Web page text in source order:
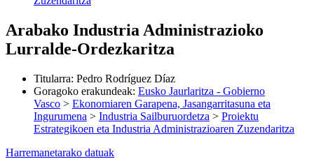
Arabako Industria Administrazioko
Lurralde-Ordezkaritza
Titularra: Pedro Rodríguez Díaz
Goragoko erakundeak: Eusko Jaurlaritza - Gobierno
Vasco > Ekonomiaren Garapena, Jasangarritasuna eta
Ingurumena > Industria Sailburuordetza > Proiektu
Estrategikoen eta Industria Administrazioaren Zuzendaritza
Harremanetarako datuak